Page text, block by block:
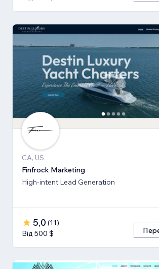
CA, US
Finfrock Marketing
High-intent Lead Generation
5,0 (11)
Від 500 $